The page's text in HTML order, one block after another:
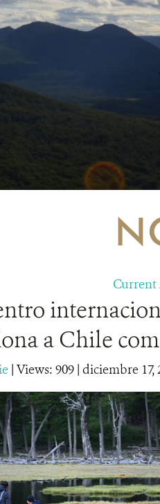
Current
a Chile
| Views: 909| diciembre 17,